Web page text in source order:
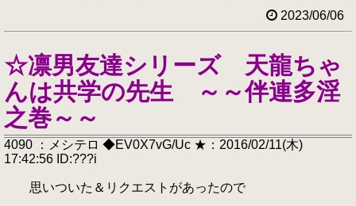
2023/06/06
☆凛男友達シリーズ 天龍ちゃ
んは共学の先生 ～～伴連多淫
之巻～～
4090 ：メシテロ ◆EV0X7vG/Uc ★：2016/02/11(木)
17:42:56 ID:???i
思いついた＆リクエストがあったので